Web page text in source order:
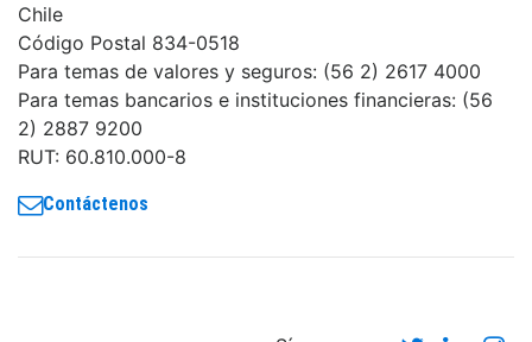
Chile
Código Postal 834-0518
Para temas de valores y seguros: (56 2) 2617 4000
Para temas bancarios e instituciones financieras: (56
2) 2887 9200
RUT: 60.810.000-8
Contáctenos